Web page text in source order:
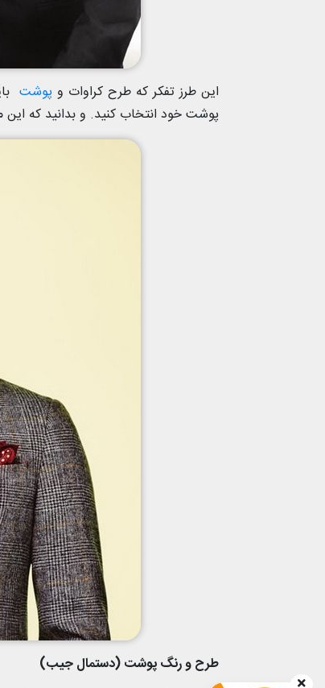
این طرز تفکر که طرح کراوات و پوشت
پوشت خود انتخاب کنید. و بدانید که
طرح و رنگ پوشت (دستمال جیب)